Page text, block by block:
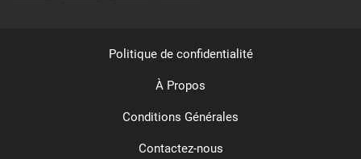
Politique de confidentialité
À Propos
Conditions Générales
Contactez-nous